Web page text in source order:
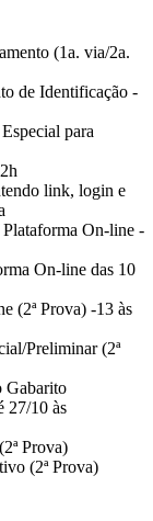
(1a. via/2a.
de Identificação -
para
link, login e
On-line -
On-line das 10
(2ª Prova) -13 às
Preliminar (2ª
Gabarito
27/10 às
Prova)
(2ª Prova)